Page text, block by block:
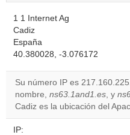
1 1 Internet Ag
Cadiz
España
40.380028, -3.076172
Su número IP es
nombre, ns63.1and1.es, y
Cadiz es la ubicación del
IP: